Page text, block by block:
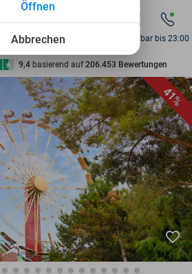
7 Tage die Woche verfügbar
10+ Millionen Mitglieder
9,4 basierend auf 206.453 Bewertungen
Entdecke 15.000+ Deals
7 Tage die Woche verfügbar
10+ Millionen Mitglieder
Erreichbar bis 23:00
41%
favorite_border
Abbrechen
Öffnen